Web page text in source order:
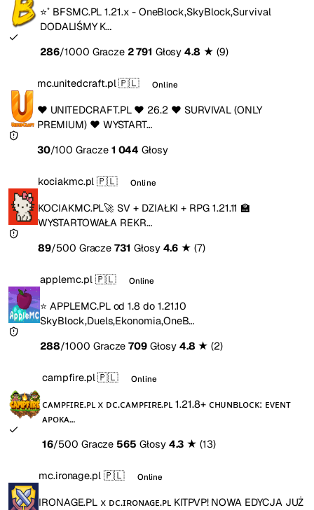
⭐˚ BFSMC.PL 1.21.x - OneBlock,SkyBlock,Survival
DODALIŚMY K…
286/1000 Gracze 2 791 Głosy 4.8 ★ (9)
mc.unitedcraft.pl 🇵🇱 Online
❤️ UNITEDCRAFT.PL ❤️ 26.2 ❤️ SURVIVAL (ONLY
PREMIUM) ❤️ WYSTART…
30/100 Gracze 1 044 Głosy
kociakmc.pl 🇵🇱 Online
KOCIAKMC.PL🚀 SV + DZIAŁKI + RPG 1.21.11 🏫
WYSTARTOWAŁA REKR…
89/500 Gracze 731 Głosy 4.6 ★(7)
applemc.pl 🇵🇱 Online
⭐ APPLEMC.PL od 1.8 do 1.21.10
SkyBlock,Duels,Ekonomia,OneB…
288/1000 Gracze 709 Głosy 4.8 ★(2)
campfire.pl 🇵🇱 Online
ᴄᴀᴍᴘꜰɪʀᴇ.ᴘʟ x ᴅᴄ.ᴄᴀᴍᴘꜰɪʀᴇ.ᴘʟ 1.21.8+ ᴄʜᴜɴʙʟᴏᴄᴋ: ᴇᴠᴇɴᴛ
ᴀᴘᴏᴋᴀ…
16/500 Gracze 565 Głosy 4.3 ★(13)
mc.ironage.pl 🇵🇱 Online
IRONAGE.PL x ᴅᴄ.ɪʀᴏɴᴀɢᴇ.ᴘʟ KITPVP! NOWA EDYCJA JUŻ